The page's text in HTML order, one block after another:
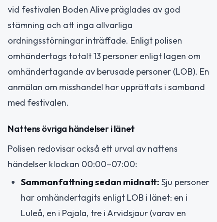
vid festivalen Boden Alive präglades av god
stämning och att inga allvarliga
ordningsstörningar inträffade. Enligt polisen
omhändertogs totalt 13 personer enligt lagen om
omhändertagande av berusade personer (LOB). En
anmälan om misshandel har upprättats i samband
med festivalen.
Nattens övriga händelser i länet
Polisen redovisar också ett urval av nattens
händelser klockan 00:00–07:00:
Sammanfattning sedan midnatt: Sju personer
har omhändertagits enligt LOB i länet: en i
Luleå, en i Pajala, tre i Arvidsjaur (varav en